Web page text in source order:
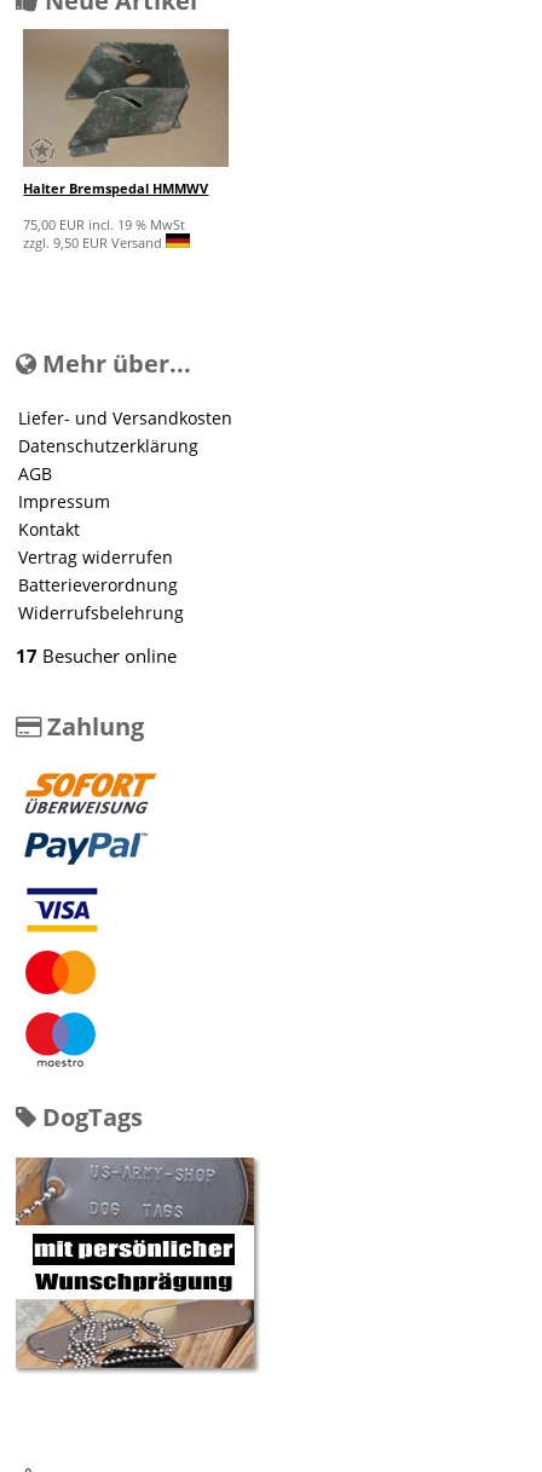
Halter Bremspedal HMMWV
75,00 EUR incl. 19 % MwSt
zzgl. 9,50 EUR Versand
Mehr über...
Liefer- und Versandkosten
Datenschutzerklärung
AGB
Impressum
Kontakt
Vertrag widerrufen
Batterieverordnung
Widerrufsbelehrung
17 Besucher online
Zahlung
DogTags